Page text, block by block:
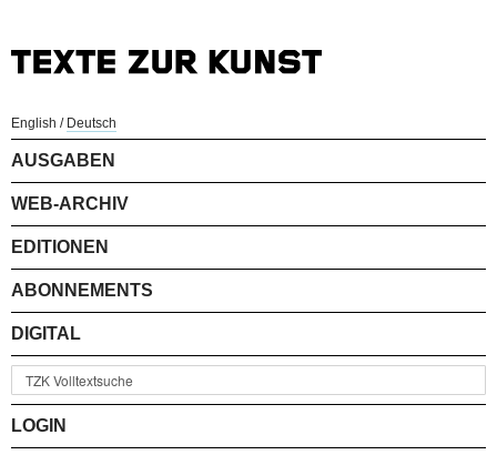
English / Deutsch
AUSGABEN
WEB-ARCHIV
EDITIONEN
ABONNEMENTS
DIGITAL
LOGIN